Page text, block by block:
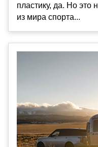
пластику, да. Но это
из мира спорта...